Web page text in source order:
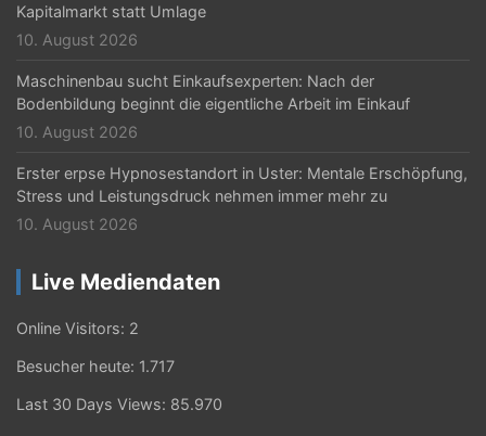
Kapitalmarkt statt Umlage
10. August 2026
Maschinenbau sucht Einkaufsexperten: Nach der
Bodenbildung beginnt die eigentliche Arbeit im Einkauf
10. August 2026
Erster erpse Hypnosestandort in Uster: Mentale Erschöpfung,
Stress und Leistungsdruck nehmen immer mehr zu
10. August 2026
Live Mediendaten
Online Visitors: 2
Besucher heute: 1.717
Last 30 Days Views: 85.970